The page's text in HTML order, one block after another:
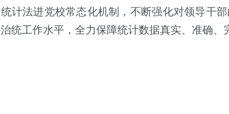
计法进党校常态化机制，不断强化对领导干
统工作水平，全力保障统计数据真实、准确、